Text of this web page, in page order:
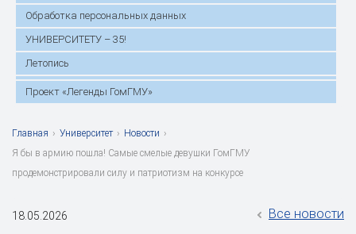
Обработка персональных данных
УНИВЕРСИТЕТУ – 35!
Летопись
Проект «Легенды ГомГМУ»
Главная › Университет › Новости ›
Я бы в армию пошла! Самые смелые девушки ГомГМУ
продемонстрировали силу и патриотизм на конкурсе
18.05.2026 Все новости